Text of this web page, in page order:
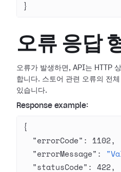
}
오류 응답
오류가 발생하면, API는 HTTP
합니다. 스토어 관련 오류의 전
있습니다.
Response example:
{
  "errorCode"
: 1102,
  "errorMessage"
:
  "statusCode"
: 422,